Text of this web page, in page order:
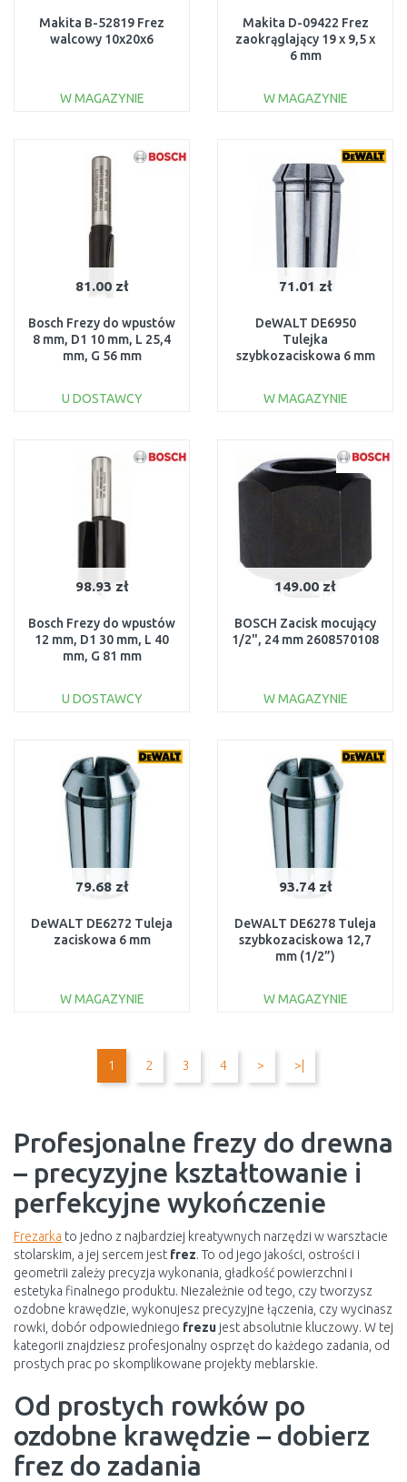
Makita B-52819 Frez
walcowy 10x20x6
W MAGAZYNIE
Do porównania
Makita D-09422 Frez
zaokrąglający 19 x 9,5 x
6 mm
W MAGAZYNIE
Do porównania
81.00 zł
Bosch Frezy do wpustów
8 mm, D1 10 mm, L 25,4
mm, G 56 mm
U DOSTAWCY
Do porównania
71.01 zł
DeWALT DE6950
Tulejka
szybkozaciskowa 6 mm
W MAGAZYNIE
Do porównania
98.93 zł
Bosch Frezy do wpustów
12 mm, D1 30 mm, L 40
mm, G 81 mm
U DOSTAWCY
Do porównania
149.00 zł
BOSCH Zacisk mocujący
1/2", 24 mm 2608570108
W MAGAZYNIE
Do porównania
79.68 zł
DeWALT DE6272 Tuleja
zaciskowa 6 mm
W MAGAZYNIE
Do porównania
93.74 zł
DeWALT DE6278 Tuleja
szybkozaciskowa 12,7
mm (1/2”)
W MAGAZYNIE
Do porównania
1 2 3 4 > >|
Profesjonalne frezy do drewna
– precyzyjne kształtowanie i
perfekcyjne wykończenie
Frezarka to jedno z najbardziej kreatywnych narzędzi w warsztacie
stolarskim, a jej sercem jest frez. To od jego jakości, ostrości i
geometrii zależy precyzja wykonania, gładkość powierzchni i
estetyka finalnego produktu. Niezależnie od tego, czy tworzysz
ozdobne krawędzie, wykonujesz precyzyjne łączenia, czy wycinasz
rowki, dobór odpowiedniego frezu jest absolutnie kluczowy. W tej
kategorii znajdziesz profesjonalny osprzęt do każdego zadania, od
prostych prac po skomplikowane projekty meblarskie.
Od prostych rowków po
ozdobne krawędzie – dobierz
frez do zadania